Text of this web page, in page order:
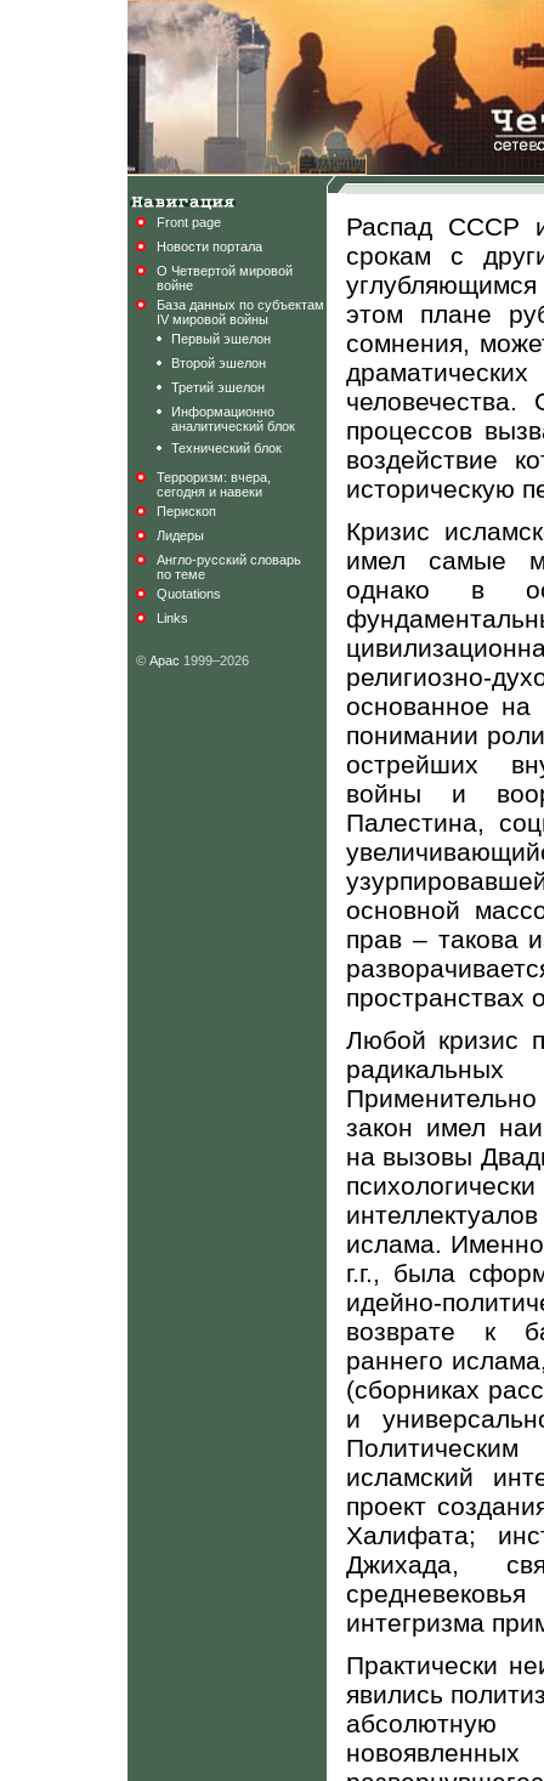
Front page
Новости портала
О Четвертой мировой
войне
База данных по субъектам
IV мировой войны
Первый эшелон
Второй эшелон
Третий эшелон
Информационно
аналитический блок
Технический блок
Терроризм: вчера,
сегодня и навеки
Перископ
Лидеры
Англо-русский словарь
по теме
Quotations
Links
© Арас 1999–2026
Распад СССР и
срокам с
этом плане
сомнения,
процессов
воздействие
историческую
Кризис
имел самые
однако в
религиозно-
основанное на
понимании
острейших
войны и
Палестина,
основной
прав – такова
пространствах
Любой кризис
закон имел
на вызовы
ислама.
г.г., была
идейно-
возврате к
раннего
(сборниках
и
исламский
проект
Халифата;
Джихада,
интегризма
Практически
явились
абсолютную
новоявленных